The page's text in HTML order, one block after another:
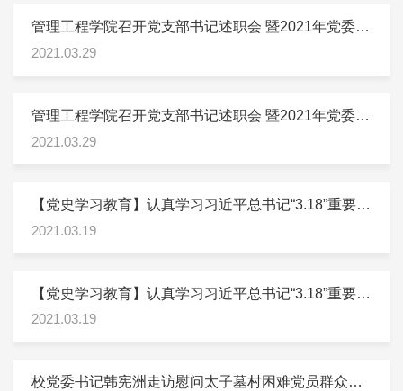
管理工程学院召开党支部书记述职会 暨2021年党委工
作布置会
2021.03.29
管理工程学院召开党支部书记述职会 暨2021年党委工
作布置会
2021.03.29
【党史学习教育】认真学习习近平总书记“3.18”重要讲
话 首经贸加强思政课建设 打出一套落地“组合拳”
2021.03.19
【党史学习教育】认真学习习近平总书记“3.18”重要讲
话 首经贸加强思政课建设 打出一套落地“组合拳”
2021.03.19
校党委书记韩宪洲走访慰问太子墓村困难党员群众及